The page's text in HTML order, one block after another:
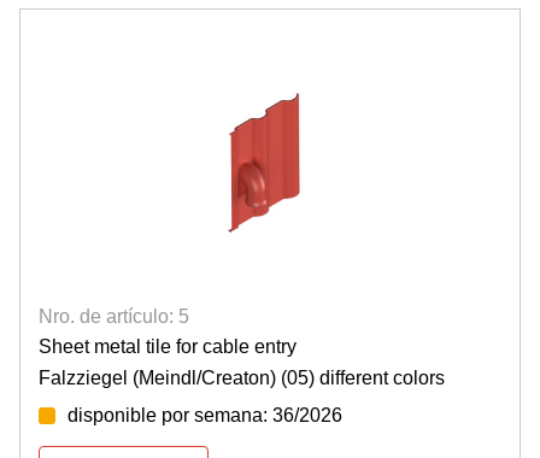
Nro. de artículo: 5
Sheet metal tile for cable entry
Falzziegel (Meindl/Creaton) (05) different colors
disponible por semana: 36/2026